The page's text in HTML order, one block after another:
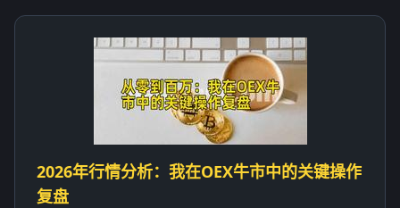
2026年行情分析：我在OEX牛市中的关键操作
复盘